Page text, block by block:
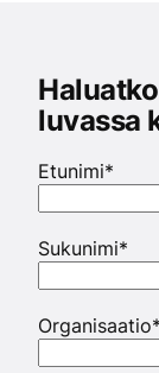
luvassa
Etunimi*
Sukunimi*
Organisaatio*